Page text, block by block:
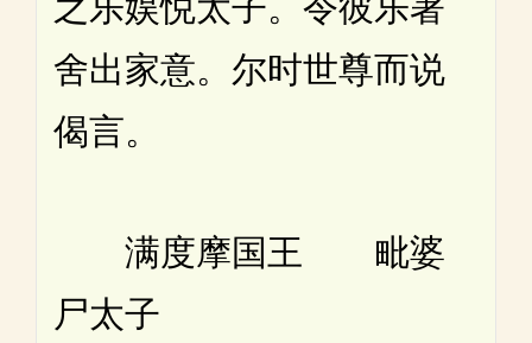
之乐娱悦太子。令彼乐著
舍出家意。尔时世尊而说
偈言。
满度摩国王 毗婆
尸太子